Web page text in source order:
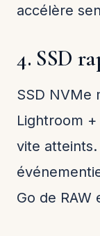
accélère
4. SSD
SSD NVMe
Lightroom
vite
Go de RAW